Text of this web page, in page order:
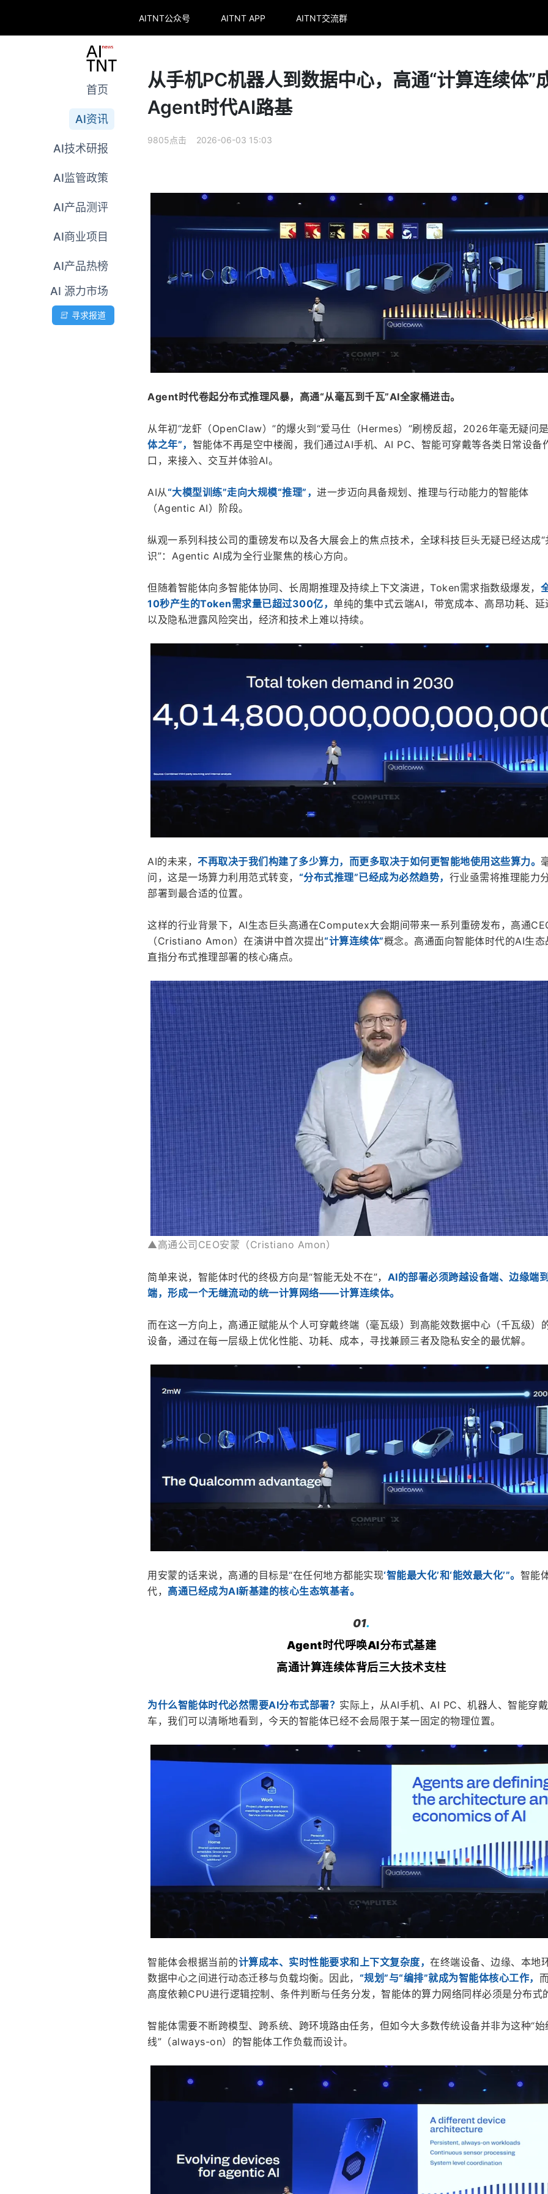
AITNT公众号 AITNT APP AITNT交流群
首页
AI资讯
AI技术研报
AI监管政策
AI产品测评
AI商业项目
AI产品热榜
AI 源力市场
寻求报道
从手机PC机器人到数据中心，高通“计算连续体”
Agent时代AI路基
9805点击 2026-06-03 15:03
Agent时代卷起分布式推理风暴，高通“从毫瓦到千瓦”AI全家桶进击。
从年初“龙虾（OpenClaw）”的爆火到“爱马仕（Hermes）”刷榜反超，2026年毫无疑问
体之年”， 智能体不再是空中楼阁，我们通过AI手机、AI PC、智能可穿戴等各类日常设备
口，来接入、交互并体验AI。
AI从“大模型训练”走向大规模“推理”， 进一步迈向具备规划、推理与行动能力的智能体
（Agentic AI）阶段。
纵观一系列科技公司的重磅发布以及各大展会上的焦点技术，全球科技巨头无疑已经达成“
识”：Agentic AI成为全行业聚焦的核心方向。
但随着智能体向多智能体协同、长周期推理及持续上下文演进，Token需求指数级爆发，
10秒产生的Token需求量已超过300亿， 单纯的集中式云端AI，带宽成本、高昂功耗、延
以及隐私泄露风险突出，经济和技术上难以持续。
AI的未来， 不再取决于我们构建了多少算力，而更多取决于如何更智能地使用这些算力。
问，这是一场算力利用范式转变， “分布式推理”已经成为必然趋势， 行业亟需将推理能力
部署到最合适的位置。
这样的行业背景下，AI生态巨头高通在Computex大会期间带来一系列重磅发布，高通
（Cristiano Amon）在演讲中首次提出“计算连续体”概念。高通面向智能体时代的AI生态
直指分布式推理部署的核心痛点。
▲高通公司CEO安蒙（Cristiano Amon）
简单来说，智能体时代的终极方向是“智能无处不在”， AI的部署必须跨越设备端、边缘端
端，形成一个无缝流动的统一计算网络——计算连续体。
而在这一方向上，高通正赋能从个人可穿戴终端（毫瓦级）到高能效数据中心（千瓦级）
设备，通过在每一层级上优化性能、功耗、成本，寻找兼顾三者及隐私安全的最优解。
用安蒙的话来说，高通的目标是“在任何地方都能实现‘智能最大化’和‘能效最大化’”。 智能
代， 高通已经成为AI新基建的核心生态筑基者。
01.
Agent时代呼唤AI分布式基建
高通计算连续体背后三大技术支柱
为什么智能体时代必然需要AI分布式部署？ 实际上，从AI手机、AI PC、机器人、智能穿
车，我们可以清晰地看到，今天的智能体已经不会局限于某一固定的物理位置。
智能体会根据当前的计算成本、实时性能要求和上下文复杂度， 在终端设备、边缘、本地
数据中心之间进行动态迁移与负载均衡。因此， “规划”与“编排”就成为智能体核心工作，
高度依赖CPU进行逻辑控制、条件判断与任务分发，智能体的算力网络同样必须是分布式
智能体需要不断跨模型、跨系统、跨环境路由任务，但如今大多数传统设备并非为这种“始
线”（always-on）的智能体工作负载而设计。